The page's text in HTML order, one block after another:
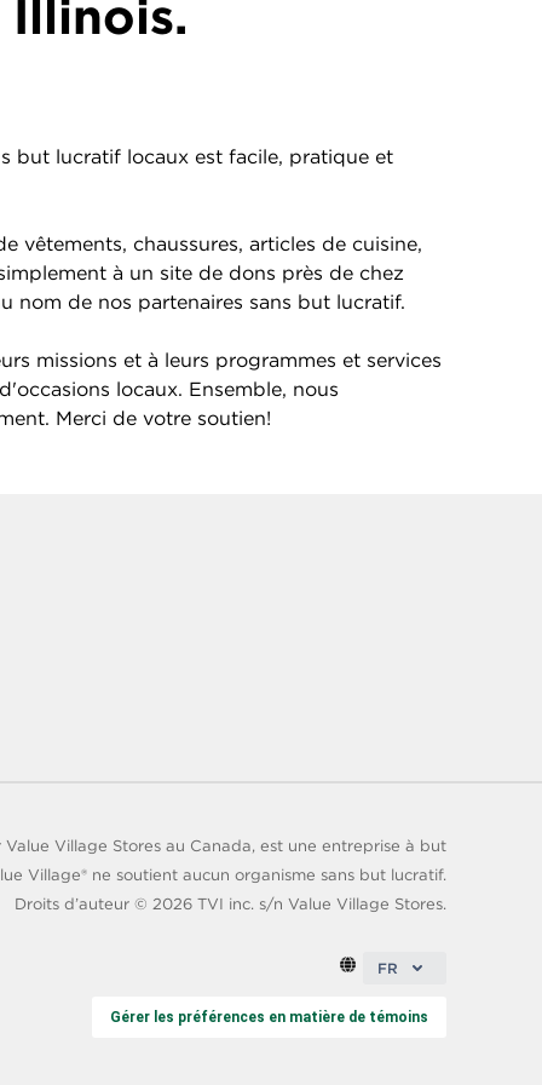
Illinois.
but lucratif locaux est facile, pratique et
vêtements, chaussures, articles de cuisine,
à un site de dons près de chez
nom de nos partenaires sans but lucratif.
missions et à leurs programmes et services
locaux. Ensemble, nous
Merci de votre soutien!
Village Stores au Canada, est une entreprise à but
Village® ne soutient aucun organisme sans but lucratif.
Droits d’auteur © 2026TVI inc. s/n Value Village Stores.
FR
Gérer les préférences en matière de témoins